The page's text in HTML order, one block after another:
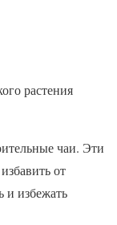
растения
чаи. Эти
от
и избежать